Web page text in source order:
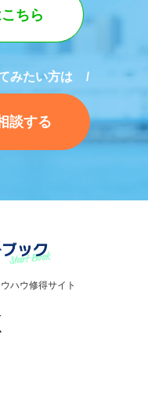
ちら
みたい方は
談する
ハウ修得サイト